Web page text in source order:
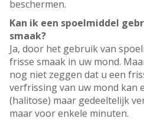
beschermen.
Kan ik een spoelmiddel
smaak?
Ja, door het gebruik van
frisse smaak in uw mond.
nog niet zeggen dat u een
verfrissing van uw mond kan
(halitose) maar gedeeltelijk
maar voor enkele minuten.